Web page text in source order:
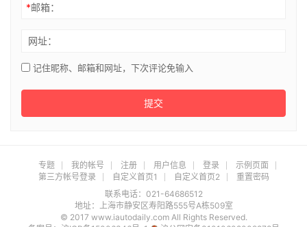
*邮箱：
网址：
记住昵称、邮箱和网址，下次评论免输入
提交
专题 我的帐号 注册 用户信息 登录
示例页面
第三方帐号登录
自定义首页1 自定义首页2
重置密码
联系电话：021-64686512
地址：上海市静安区寿阳路555号A栋509室
© 2017 www.iautodaily.com All Rights Reserved.